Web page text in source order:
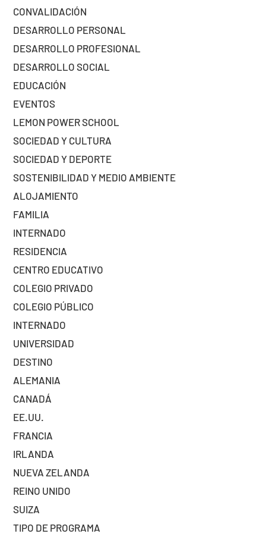
CONVALIDACIÓN
DESARROLLO PERSONAL
DESARROLLO PROFESIONAL
DESARROLLO SOCIAL
EDUCACIÓN
EVENTOS
LEMON POWER SCHOOL
SOCIEDAD Y CULTURA
SOCIEDAD Y DEPORTE
SOSTENIBILIDAD Y MEDIO AMBIENTE
ALOJAMIENTO
FAMILIA
INTERNADO
RESIDENCIA
CENTRO EDUCATIVO
COLEGIO PRIVADO
COLEGIO PÚBLICO
INTERNADO
UNIVERSIDAD
DESTINO
ALEMANIA
CANADÁ
EE.UU.
FRANCIA
IRLANDA
NUEVA ZELANDA
REINO UNIDO
SUIZA
TIPO DE PROGRAMA